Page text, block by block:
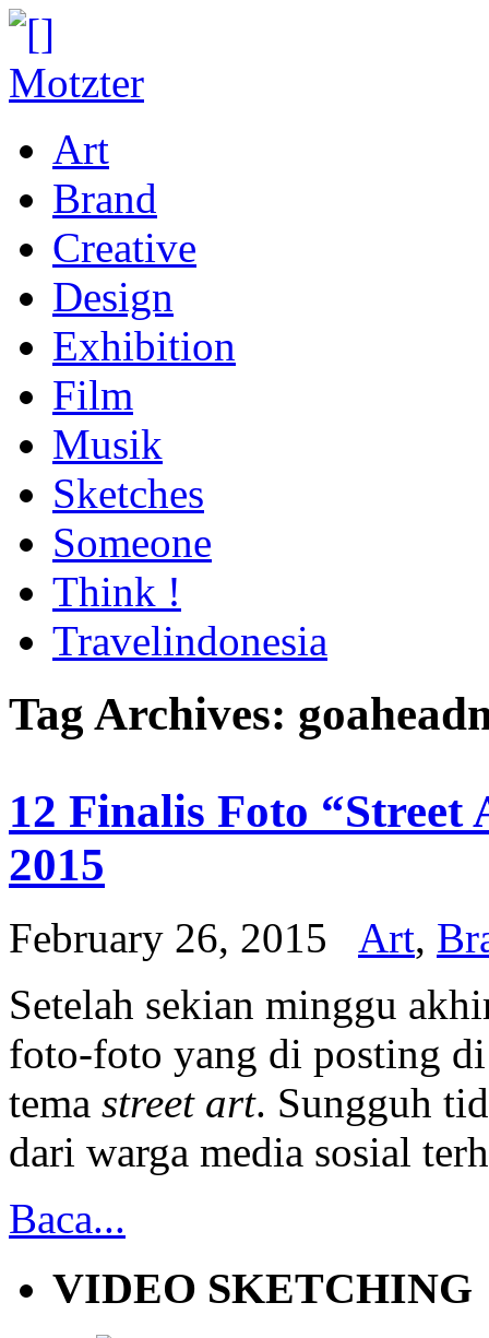
Art
Brand
Creative
Design
Exhibition
Film
Musik
Sketches
Someone
Think !
Travelindonesia
Tag Archives:
12 Finalis Foto
2015
February 26, 2015 Art,
Setelah sekian minggu
foto-foto yang di posting
tema street art. Sungguh
dari warga media sosial
Baca...
VIDEO SKETCHING